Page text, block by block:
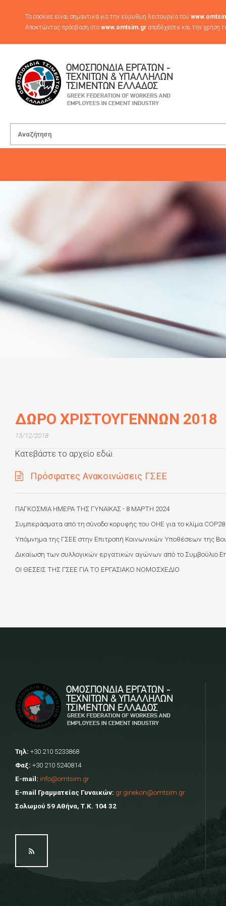
Τα cookies είναι σημαντικά για την εύρυθμη λειτουργία του
Αποκτώντας πρόσβαση στο www.omtsim.gr αποδέχεστε και την χρήση
ΔΩΡΟ ΧΡΙΣΤΟΥΓΕΝΝΩΝ 2018
13/12/2018
Κατεβάστε το αρχείο εδώ
Πρόσφατες Ανακοινώσεις ΓΣΕΕ
ΠΑΓΚΟΣΜΙΑ ΗΜΕΡΑ ΤΗΣ ΓΥΝΑΙΚΑΣ - 8 ΜΑΡΤΗ 2024
Συμπεράσματα από τη σύνοδο κορυφής του ΟΗΕ για το κλίμα
Υπόμνημα της ΓΣΕΕ στην Επιτροπή Κοινωνικών Υποθέσεων της
Δικαίωση των συλλογικών εργατικών αγώνων από το Συμβούλιο
ΟΙ ΘΕΣΕΙΣ ΤΗΣ ΓΣΕΕ ΓΙΑ ΤΟ ΕΡΓΑΣΙΑΚΟ ΝΟΜΟΣΧΕΔΙΟ
Τηλ: +30 210 5233868
Φαξ: +30 210 5240814
E-mail: info@omtsim.gr
E-mail Γραμματείας Γυναικών: gr.ginekon@omtsim.gr
Σολωμού 59 Αθήνα, Τ.Κ. 104 32